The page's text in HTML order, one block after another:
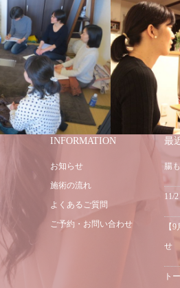
INFORMATION
お知らせ
施術の流れ
よくあるご質問
ご予約・お問い合わせ
最
腸
11/
【
せ
ト